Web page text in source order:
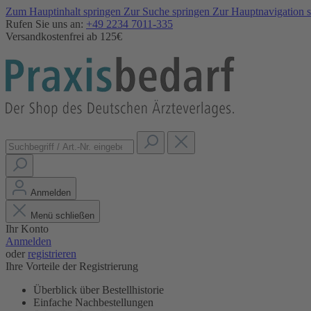
Zum Hauptinhalt springen Zur Suche springen Zur Hauptnavigation
Rufen Sie uns an: +49 2234 7011-335
Versandkostenfrei ab 125€
Anmelden
Menü schließen
Ihr Konto
Anmelden
oder registrieren
Ihre Vorteile der Registrierung
Überblick über Bestellhistorie
Einfache Nachbestellungen